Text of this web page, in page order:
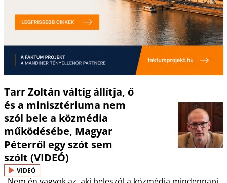
Tarr Zoltán váltig állítja, ő
és a minisztériuma nem
szól bele a közmédia
működésébe, Magyar
Péterről egy szót sem
szólt (VIDEÓ)
VIDEÓ